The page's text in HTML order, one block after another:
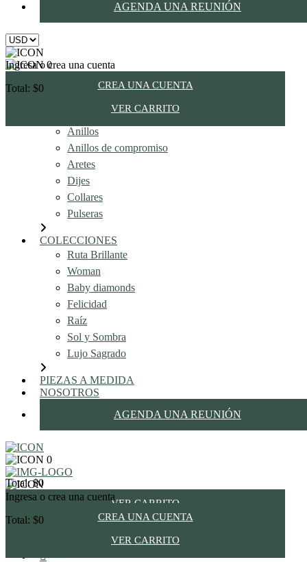
AGENDA UNA REUNIÓN
Ingresa o crea una cuenta
CREA UNA CUENTA
INGRESA
0
Total: $0
VER CARRITO
Anillos
Anillos de compromiso
Aretes
Dijes
Collares
Pulseras
COLECCIONES
Ruta Brillante
Woman
Baby diamonds
Felicidad
Raíz
Sol y Sombra
Lujo Sagrado
PIEZAS A MEDIDA
NOSOTROS
AGENDA UNA REUNIÓN
0
Total: $0
VER CARRITO
Ingresa o crea una cuenta
CREA UNA CUENTA
INGRESA
0
Total: $0
VER CARRITO
joyas@imeldadeval.com